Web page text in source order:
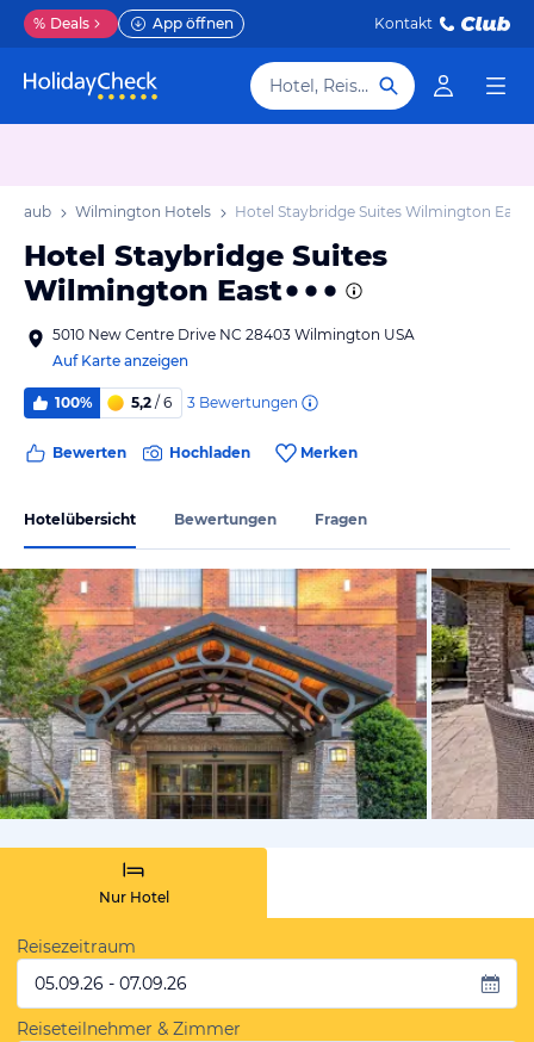
% Deals App öffnen Kontakt
Hotel, Reiseziel
Wilmington Hotels Hotel Staybridge Suites Wilmington East
Hotel Staybridge Suites
Wilmington East
5010 New Centre Drive NC 28403 Wilmington USA
Auf Karte anzeigen
100% 5,2 / 6 3 Bewertungen
Bewerten Hochladen Merken
Hotelübersicht Bewertungen Fragen
von
Nur Hotel
Reisezeitraum
05.09.26 - 07.09.26
Reiseteilnehmer & Zimmer